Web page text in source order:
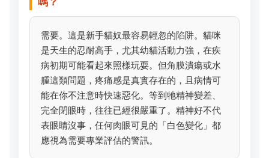
需要。這是新手貓奴最容易輕忽的陷阱。貓咪
是天生的忍耐高手，尤其幼貓活動力強，在疾
病初期可能看起來照樣玩耍。但角膜潰瘍或水
腫這類問題，疼痛感是真實存在的，且病情可
能在你不注意時快速惡化。等到牠精神變差、
完全閉眼時，往往已經很嚴重了。精神好不代
表眼睛沒事，任何肉眼可見的「白色變化」都
應視為需要專業評估的警訊。